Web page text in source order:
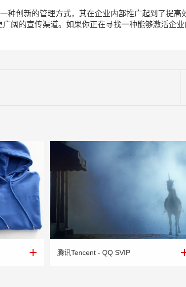
种创新的管理方式，其在企业内部推广起到了提
阔的宣传渠道。如果你正在寻找一种能够激活企业
腾讯Tencent - QQ SVIP
腾讯Tencent - QQ SVIP